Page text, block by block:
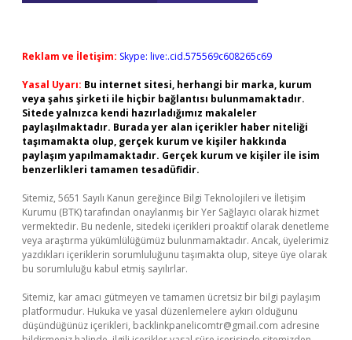
Reklam ve İletişim: Skype: live:.cid.575569c608265c69
Yasal Uyarı: Bu internet sitesi, herhangi bir marka, kurum
veya şahıs şirketi ile hiçbir bağlantısı bulunmamaktadır.
Sitede yalnızca kendi hazırladığımız makaleler
paylaşılmaktadır. Burada yer alan içerikler haber niteliği
taşımamakta olup, gerçek kurum ve kişiler hakkında
paylaşım yapılmamaktadır. Gerçek kurum ve kişiler ile isim
benzerlikleri tamamen tesadüfidir.
Sitemiz, 5651 Sayılı Kanun gereğince Bilgi Teknolojileri ve İletişim
Kurumu (BTK) tarafından onaylanmış bir Yer Sağlayıcı olarak hizmet
vermektedir. Bu nedenle, sitedeki içerikleri proaktif olarak denetleme
veya araştırma yükümlülüğümüz bulunmamaktadır. Ancak, üyelerimiz
yazdıkları içeriklerin sorumluluğunu taşımakta olup, siteye üye olarak
bu sorumluluğu kabul etmiş sayılırlar.
Sitemiz, kar amacı gütmeyen ve tamamen ücretsiz bir bilgi paylaşım
platformudur. Hukuka ve yasal düzenlemelere aykırı olduğunu
düşündüğünüz içerikleri, backlinkpanelicomtr@gmail.com adresine